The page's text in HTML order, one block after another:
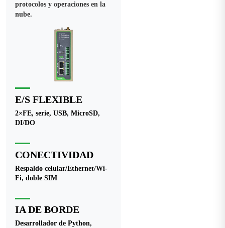
protocolos y operaciones en la
nube.
E/S FLEXIBLE
2×FE, serie, USB, MicroSD,
DI/DO
CONECTIVIDAD
Respaldo celular/Ethernet/Wi-
Fi, doble SIM
IA DE BORDE
Desarrollador de Python,